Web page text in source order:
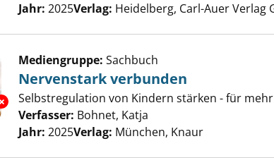
Jahr: 2025Verlag: Heidelberg, Carl-Auer Verlag
Exemplar-Details von Nervenstark verbunden
Mediengruppe: Sachbuch
Nervenstark verbunden
Selbstregulation von Kindern stärken - für
Verfasser: Bohnet, Katja
Jahr: 2025Verlag: München, Knaur